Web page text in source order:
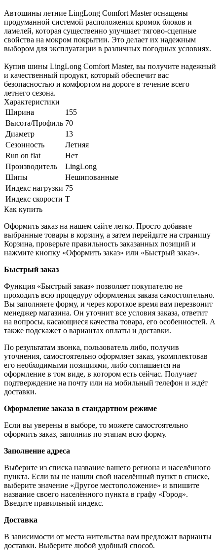
Автошины летние LingLong Comfort Master оснащены
продуманной системой расположения кромок блоков и
ламелей, которая существенно улучшает тягово-сцепные
свойства на мокром покрытии. Это делает их надежным
выбором для эксплуатации в различных погодных условиях.
Купив шины LingLong Comfort Master, вы получите надежный
и качественный продукт, который обеспечит вас
безопасностью и комфортом на дороге в течение всего
летнего сезона.
Характеристики
Ширина
155
Высота/Профиль 70
Диаметр
13
Сезонность
Летняя
Run on flat
Нет
Производитель
LingLong
Шипы
Нешипованные
Индекс нагрузки 75
Индекс скорости T
Как купить
Оформить заказ на нашем сайте легко. Просто добавьте
выбранные товары в корзину, а затем перейдите на страницу
Корзина, проверьте правильность заказанных позиций и
нажмите кнопку «Оформить заказ» или «Быстрый заказ».
Быстрый заказ
Функция «Быстрый заказ» позволяет покупателю не
проходить всю процедуру оформления заказа самостоятельно.
Вы заполняете форму, и через короткое время вам перезвонит
менеджер магазина. Он уточнит все условия заказа, ответит
на вопросы, касающиеся качества товара, его особенностей. А
также подскажет о вариантах оплаты и доставки.
По результатам звонка, пользователь либо, получив
уточнения, самостоятельно оформляет заказ, укомплектовав
его необходимыми позициями, либо соглашается на
оформление в том виде, в котором есть сейчас. Получает
подтверждение на почту или на мобильный телефон и ждёт
доставки.
Оформление заказа в стандартном режиме
Если вы уверены в выборе, то можете самостоятельно
оформить заказ, заполнив по этапам всю форму.
Заполнение адреса
Выберите из списка название вашего региона и населённого
пункта. Если вы не нашли свой населённый пункт в списке,
выберите значение «Другое местоположение» и впишите
название своего населённого пункта в графу «Город».
Введите правильный индекс.
Доставка
В зависимости от места жительства вам предложат варианты
доставки. Выберите любой удобный способ.